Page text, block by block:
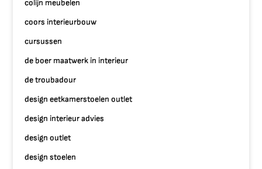
colijn meubelen
coors interieurbouw
cursussen
de boer maatwerk in interieur
de troubadour
design eetkamerstoelen outlet
design interieur advies
design outlet
design stoelen